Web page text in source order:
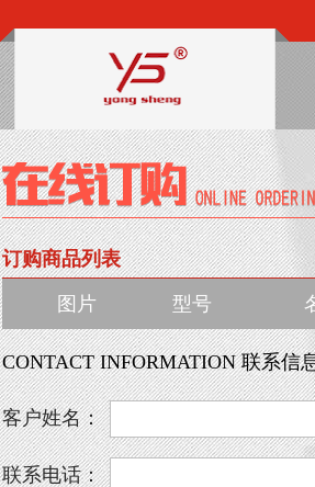
订购商品列表
图片 型号
CONTACT INFORMATION 联系信
客户姓名：
联系电话：